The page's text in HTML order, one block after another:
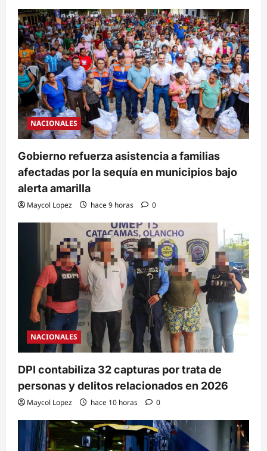
NACIONALES
Gobierno refuerza asistencia a familias
afectadas por la sequía en municipios bajo
alerta amarilla
Maycol Lopez hace 9 horas 0
NACIONALES
DPI contabiliza 32 capturas por trata de
personas y delitos relacionados en 2026
Maycol Lopez hace 10 horas 0